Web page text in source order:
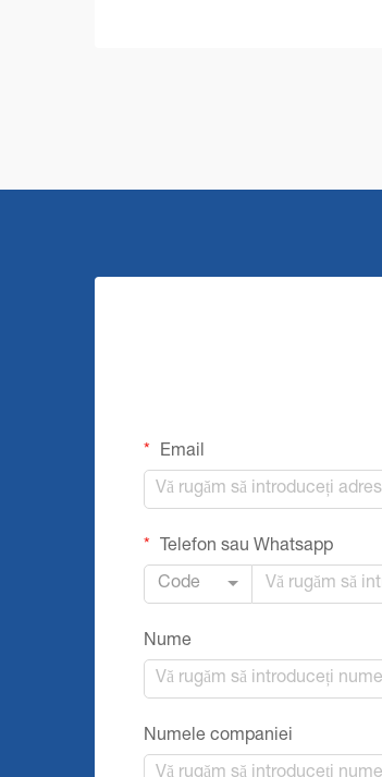
Email
Telefon sau Whatsapp
Code
Nume
Numele companiei